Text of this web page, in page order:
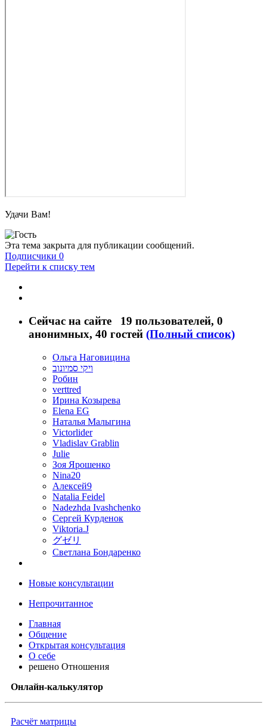
Удачи Вам!
Эта тема закрыта для публикации сообщений.
Подписчики 0
Перейти к списку тем
Сейчас на сайте 19 пользователей, 0
анонимных, 40 гостей (Полный список)
Ольга Наговицина
ויקי סמיונוב
Робин
verttred
Ирина Козырева
Elena EG
Наталья Малыгина
Victorlider
Vladislav Grablin
Julie
Зоя Ярошенко
Nina20
Алексей9
Natalia Feidel
Nadezhda Ivashchenko
Сергей Курденок
Viktoria.J
グゼリ
Светлана Бондаренко
Новые консультации
Непрочитанное
Главная
Общение
Открытая консультация
О себе
решено Отношения
Онлайн-калькулятор
Расчёт матрицы